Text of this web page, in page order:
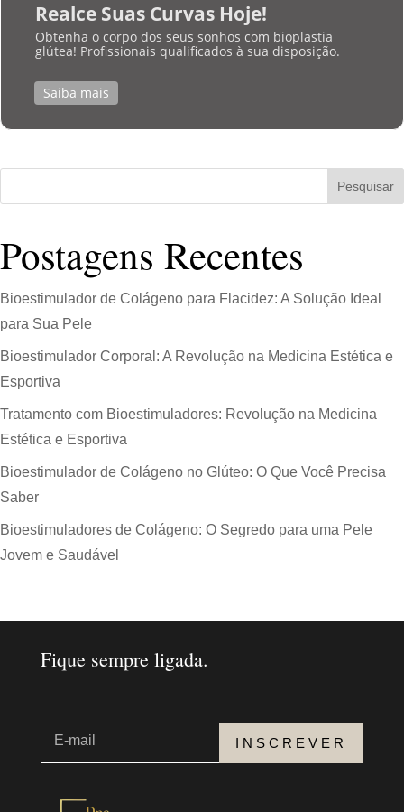
Realce Suas Curvas Hoje!
Obtenha o corpo dos seus sonhos com bioplastia
glútea! Profissionais qualificados à sua disposição.
Saiba mais
Pesquisar
Postagens Recentes
Bioestimulador de Colágeno para Flacidez: A Solução Ideal
para Sua Pele
Bioestimulador Corporal: A Revolução na Medicina Estética e
Esportiva
Tratamento com Bioestimuladores: Revolução na Medicina
Estética e Esportiva
Bioestimulador de Colágeno no Glúteo: O Que Você Precisa
Saber
Bioestimuladores de Colágeno: O Segredo para uma Pele
Jovem e Saudável
Fique sempre ligada.
INSCREVER